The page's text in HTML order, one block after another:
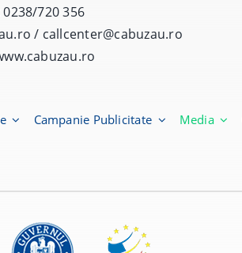
0238/720 356
/ callcenter@cabuzau.ro
Campanie Publicitate Media